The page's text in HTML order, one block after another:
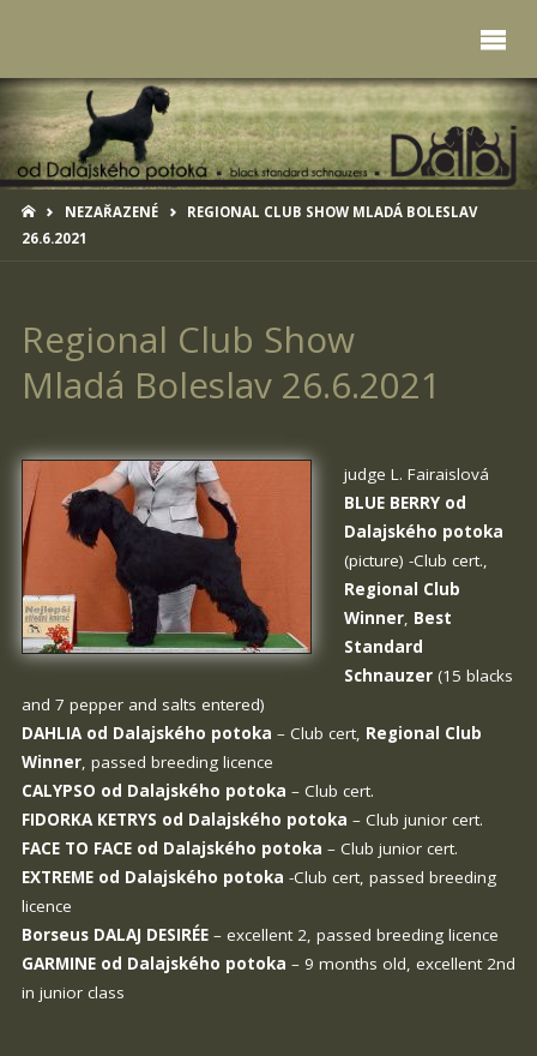
HOMENEZAŘAZENÉ
REGIONAL CLUB SHOW MLADÁ BOLESLAV
26.6.2021
Regional Club Show
Mladá Boleslav 26.6.2021
judge L. Fairaislová
BLUE BERRY od
Dalajského potoka
(picture) -Club cert.,
Regional Club
Winner, Best
Standard
Schnauzer(15 blacks
and 7 pepper and salts entered)
DAHLIA od Dalajského potoka – Club cert, Regional Club
Winner, passed breeding licence
CALYPSO od Dalajského potoka – Club cert.
FIDORKA KETRYS od Dalajského potoka – Club junior cert.
FACE TO FACE od Dalajského potoka – Club junior cert.
EXTREME od Dalajského potoka -Club cert, passed breeding
licence
Borseus DALAJ DESIRÉE– excellent 2, passed breeding licence
GARMINE od Dalajského potoka – 9 months old, excellent 2nd
in junior class